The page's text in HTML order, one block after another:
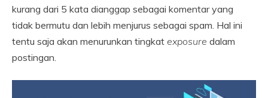
kurang dari 5 kata dianggap sebagai komentar yang
tidak bermutu dan lebih menjurus sebagai spam. Hal ini
tentu saja akan menurunkan tingkat exposure dalam
postingan.